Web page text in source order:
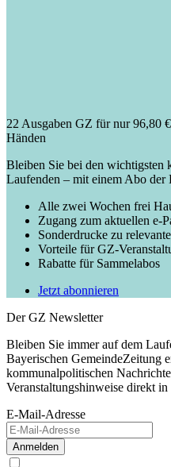
22 Ausgaben GZ für nur 96,80
Händen
Bleiben Sie bei den wichtigsten
Laufenden – mit einem Abo der
Alle zwei Wochen frei
Zugang zum aktuellen e-
Sonderdrucke zu
Vorteile für GZ-
Rabatte für Sammelabos
Jetzt abonnieren
Der GZ Newsletter
Bleiben Sie immer auf dem
Bayerischen GemeindeZeitung
kommunalpolitischen
Veranstaltungshinweise direkt in
E-Mail-Adresse
Anmelden